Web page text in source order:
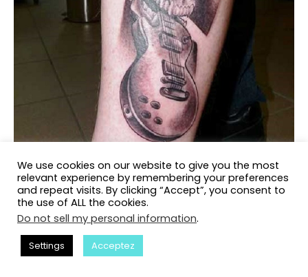
We use cookies on our website to give you the most
relevant experience by remembering your preferences
and repeat visits. By clicking “Accept”, you consent to
the use of ALL the cookies.
Do not sell my personal information.
Settings Acceptez